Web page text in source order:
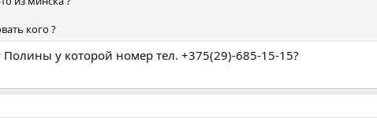
кого ?
у которой номер тел. +375(29)-685-15-15?